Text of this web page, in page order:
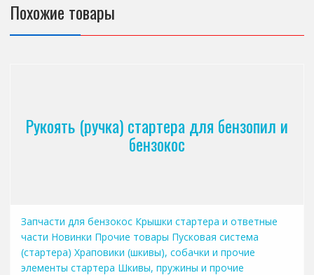
Похожие товары
Рукоять (ручка) стартера для бензопил и
бензокос
Запчасти для бензокос Крышки стартера и ответные
части Новинки Прочие товары Пусковая система
(стартера) Храповики (шкивы), собачки и прочие
элементы стартера Шкивы, пружины и прочие